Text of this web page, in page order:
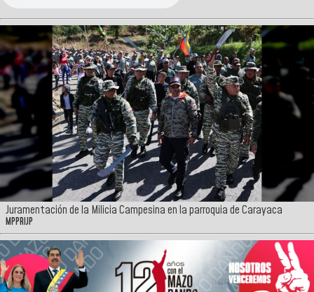
Juramentación de la Milicia Campesina en la parroquia de Carayaca
MPPRIJP